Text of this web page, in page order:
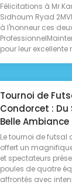
Félicitations à Mr
Sidhoum Ryad
à l'honneur ces
pour leur excellente
Tournoi de
Condorcet :
Belle Ambiance
Le tournoi de futsal
offert un
et spectateurs
poules de quatre
affrontés avec